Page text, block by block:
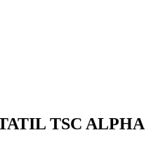
TSC ALPHA